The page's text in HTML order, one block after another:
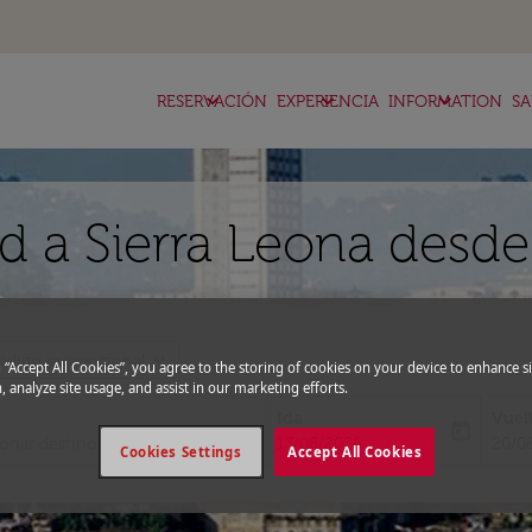
RESERVACIÓN
keyboard_arrow_down EXPERIENCIA
keyboard_arrow_down INFORMATION
keyboard_arrow_down
a Sierra Leona desde
promocionalexpand_more
fc-booking-departure-date-aria-
13/08/2026
fc-
“Accept All Cookies”, you agree to the storing of cookies on your device to enhance
analyze site usage, and assist in our marketing efforts.
Accept All Cookies
Cookies Settings